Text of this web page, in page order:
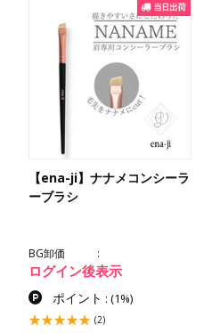
【ena-ji】ナナメコンシーラ
ーブラシ
BG卸価
ログイン後表示
ポイント :(1%)
(2)